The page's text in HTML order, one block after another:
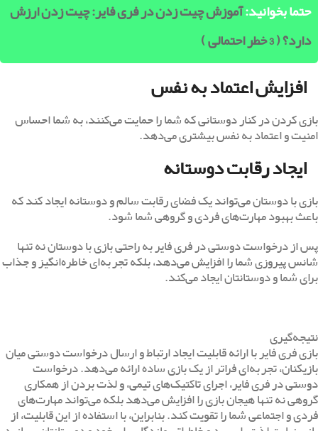
حتما بخوانید:آموزش چیت زدن در فری فایر: چیت زدن ارزش
دارد؟ ( 3 خطر احتمالی )
افزایش اعتماد به نفس
بازی کردن در کنار دوستانی که شما را حمایت می‌کنند، به شما احساس
امنیت و اعتماد به نفس بیشتری می‌دهد.
ایجاد رقابت دوستانه
بازی با دوستان می‌تواند یک فضای رقابت سالم و دوستانه ایجاد کند که
باعث بهبود مهارت‌های فردی و گروهی شما شود.
پس از درخواست دوستی در فری فایر به راحتی بازی با دوستان نه تنها
شانس پیروزی شما را افزایش می‌دهد، بلکه تجربه‌ای خاطره‌انگیز و جذاب
برای شما و دوستانتان ایجاد می‌کند.
نتیجه‌گیری
بازی فری فایر با ارائه قابلیت ایجاد ارتباط و ارسال درخواست دوستی میان
بازیکنان، تجربه‌ای فراتر از یک بازی ساده ارائه می‌دهد. درخواست
دوستی در فری فایر، اجرای تاکتیک‌های تیمی، و لذت بردن از همکاری
گروهی نه تنها هیجان بازی را افزایش می‌دهد بلکه می‌تواند مهارت‌های
فردی و اجتماعی شما را تقویت کند. بنابراین، با استفاده از این قابلیت، از